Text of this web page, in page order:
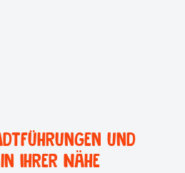
und
Ihrer Nähe